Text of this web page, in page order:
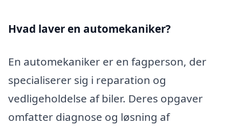
Hvad laver en automekaniker?
En automekaniker er en fagperson, der
specialiserer sig i reparation og
vedligeholdelse af biler. Deres opgaver
omfatter diagnose og løsning af